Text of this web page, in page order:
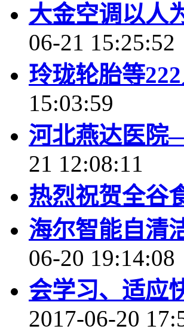
大金空调以人
06-21 15:25:52
玲珑轮胎等
15:03:59
河北燕达医院
21 12:08:11
热烈祝贺全谷
海尔智能自清
06-20 19:14:08
会学习、适应
2017-06-20